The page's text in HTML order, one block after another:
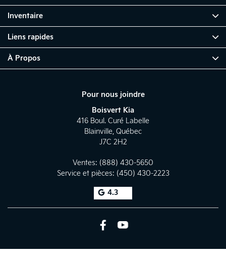
Pour nous joindre
Boisvert Kia
416 Boul. Curé Labelle
Blainville, Québec
J7C 2H2
Ventes: (888) 430-5650
Service et pièces: (450) 430-2223
4.3
Inventaire
Liens rapides
À Propos